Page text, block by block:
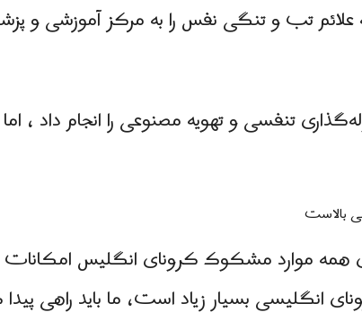
که روز گذشته علائم تب و تنگی نفس را به مرکز
تنفسی و تهویه مصنوعی را انجام داد ،
بالاست
همه موارد مشکوک کروناى انگلیس
بسیار زیاد است، ما باید راهی پیدا